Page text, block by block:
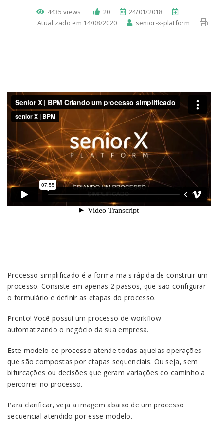
4435 views 20
24/01/2018
Atualizado em 14/08/2020
senior-x-platform
Processo simplificado é a forma mais rápida de construir um
processo. Consiste em apenas 2 passos, que são configurar
o formulário e definir as etapas do processo.
Pronto! Você possui um processo de workflow
automatizando o negócio da sua empresa.
Este modelo de processo atende todas aquelas operações
que são compostas por etapas sequenciais. Ou seja, sem
bifurcações ou decisões que geram variações do caminho a
percorrer no processo.
Para clarificar, veja a imagem abaixo de um processo
sequencial atendido por esse modelo.